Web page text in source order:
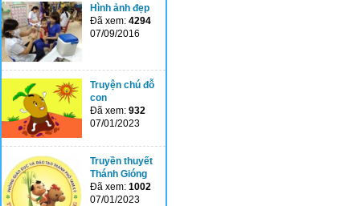
Hình ảnh đẹp
Đã xem: 4294
07/09/2016
Truyện chú đỗ
con
Đã xem: 932
07/01/2023
Truyền thuyết
Thánh Gióng
Đã xem: 1002
07/01/2023